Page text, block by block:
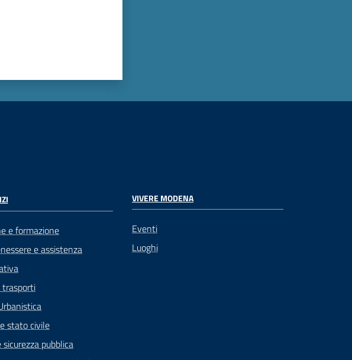
e formazione
e assistenza
trasporti
stato civile
sicurezza pubblica
VIVERE MODENA
Eventi
Luoghi